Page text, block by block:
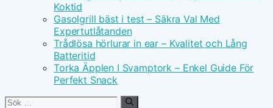
Koktid
Gasolgrill bäst i test – Säkra Val Med
Expertutlåtanden
Trådlösa hörlurar in ear – Kvalitet och Lång
Batteritid
Torka Äpplen I Svamptork – Enkel Guide För
Perfekt Snack
Sök